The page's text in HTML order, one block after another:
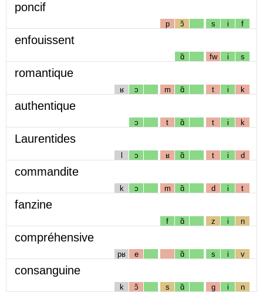
poncif
p ɔ̃ s i f
enfouissent
ɑ̃ fw i s
romantique
ʁ ɔ m ɑ̃ t i k
authentique
ɔ t ɑ̃ t i k
Laurentides
l ɔ ʁ ɑ̃ t i d
commandite
k ɔ m ɑ̃ d i t
fanzine
f ɑ̃ z i n
compréhensive
pʁ e ɑ̃ s i v
consanguine
k ɔ̃ s ɑ̃ g i n